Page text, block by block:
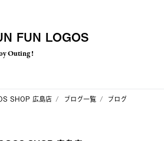
FUN LOGOS
Outing !
SHOP 広島店 ブログ一覧 ブログ